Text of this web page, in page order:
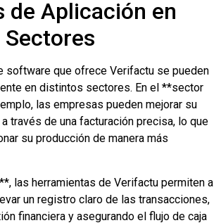
de Aplicación en
software que ofrece Verifactu se pueden
en distintos sectores. En el **sector
las empresas pueden mejorar su
través de una facturación precisa, lo que
su producción de manera más
las herramientas de Verifactu permiten a
un registro claro de las transacciones,
financiera y asegurando el flujo de caja